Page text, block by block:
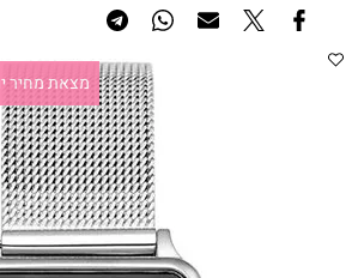
מצאת מחיר